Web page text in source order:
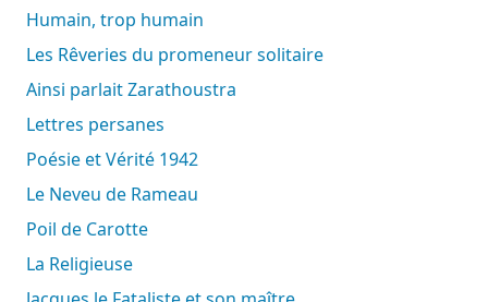
Humain, trop humain
Les Rêveries du promeneur solitaire
Ainsi parlait Zarathoustra
Lettres persanes
Poésie et Vérité 1942
Le Neveu de Rameau
Poil de Carotte
La Religieuse